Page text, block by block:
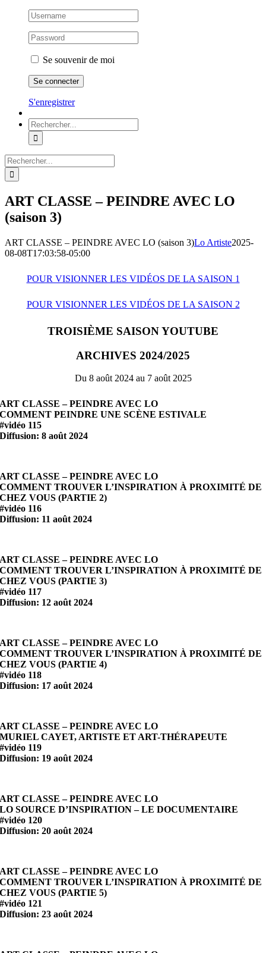
Se souvenir de moi
S'enregistrer
Rechercher:
Rechercher:
ART CLASSE – PEINDRE AVEC LO
(saison 3)
ART CLASSE – PEINDRE AVEC LO (saison 3)Lo Artiste2025-
08-08T17:03:58-05:00
POUR VISIONNER LES VIDÉOS DE LA SAISON 1
POUR VISIONNER LES VIDÉOS DE LA SAISON 2
TROISIÈME SAISON YOUTUBE
ARCHIVES 2024/2025
Du 8 août 2024 au 7 août 2025
ART CLASSE – PEINDRE AVEC LO
COMMENT PEINDRE UNE SCÈNE ESTIVALE
#vidéo 115
Diffusion: 8 août 2024
ART CLASSE – PEINDRE AVEC LO
COMMENT TROUVER L’INSPIRATION À PROXIMITÉ DE
CHEZ VOUS (PARTIE 2)
#vidéo 116
Diffusion: 11 août 2024
ART CLASSE – PEINDRE AVEC LO
COMMENT TROUVER L’INSPIRATION À PROXIMITÉ DE
CHEZ VOUS (PARTIE 3)
#vidéo 117
Diffusion: 12 août 2024
ART CLASSE – PEINDRE AVEC LO
COMMENT TROUVER L’INSPIRATION À PROXIMITÉ DE
CHEZ VOUS (PARTIE 4)
#vidéo 118
Diffusion: 17 août 2024
ART CLASSE – PEINDRE AVEC LO
MURIEL CAYET, ARTISTE ET ART-THÉRAPEUTE
#vidéo 119
Diffusion: 19 août 2024
ART CLASSE – PEINDRE AVEC LO
LO SOURCE D’INSPIRATION – LE DOCUMENTAIRE
#vidéo 120
Diffusion: 20 août 2024
ART CLASSE – PEINDRE AVEC LO
COMMENT TROUVER L’INSPIRATION À PROXIMITÉ DE
CHEZ VOUS (PARTIE 5)
#vidéo 121
Diffusion: 23 août 2024